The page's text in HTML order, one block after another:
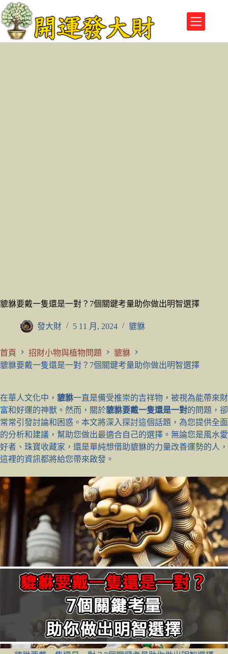
跳
至
主
要
貔貅要戴一隻還是一對？7個關鍵考量助你做出明智選擇
發大財 5 11 月, 2024 貔貅
首頁 招財小物與植物問題
貔貅
貔貅要戴一隻還是一對？7個關鍵考量助你做出明智選擇
在華人文化中， 貔貅一直是備受推崇的吉祥物，被視為能帶來財
富和好運的神獸。然而，關於貔貅要戴一隻還是一對的問題，卻
常常引發討論和困惑。本文將深入探討這個話題，為您提供全面
的分析和建議，幫助您做出最適合自己的選擇。無論您是風水愛
好者、珠寶收藏家，還是單純想借助貔貅的力量改善運勢的人，
這裡的資訊都將給您帶來啟發。